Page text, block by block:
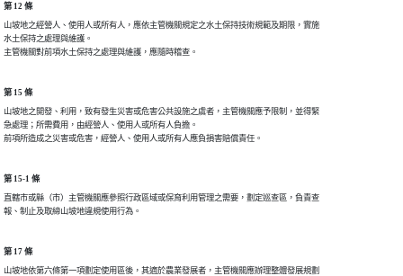
第 12 條
山坡地之經營人、使用人或所有人，應依主管機關規定之水土保持技術規範及期限，實施
水土保持之處理與維護。
第 15 條
山坡地之開發、利用，致有發生災害或危害公共設施之虞者，主管機關應予限制，並得緊
急處理；所需費用，由經營人、使用人或所有人負擔。
第 15-1 條
直轄市或縣（市）主管機關應參照行政區域或保育利用管理之需要，劃定巡查區，負責查
第 17 條
山坡地依第六條第一項劃定使用區後，其適於農業發展者，主管機關應辦理整體發展規劃